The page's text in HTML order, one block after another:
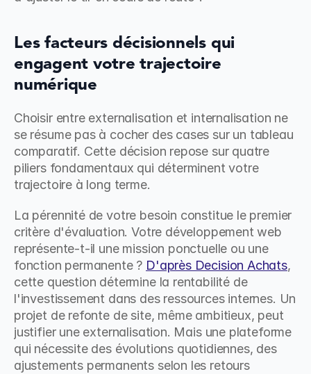
Les facteurs décisionnels qui
engagent votre trajectoire
numérique
Choisir entre externalisation et internalisation ne
se résume pas à cocher des cases sur un tableau
comparatif. Cette décision repose sur quatre
piliers fondamentaux qui déterminent votre
trajectoire à long terme.
La pérennité de votre besoin constitue le premier
critère d'évaluation. Votre développement web
représente-t-il une mission ponctuelle ou une
fonction permanente ? D'après Decision Achats,
cette question détermine la rentabilité de
l'investissement dans des ressources internes. Un
projet de refonte de site, même ambitieux, peut
justifier une externalisation. Mais une plateforme
qui nécessite des évolutions quotidiennes, des
ajustements permanents selon les retours